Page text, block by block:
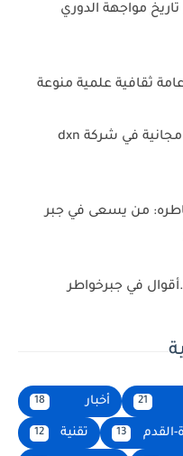
مواجهة الدوري
كيفية تسجيل عضوية جديدة ومجانية في شركة dxn
من يسعى في جبر
في جبرخواطر
أخبار
تقنية